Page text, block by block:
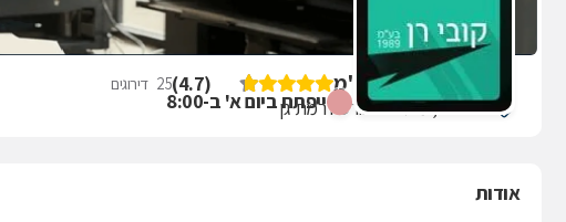
ייפתח ביום א' ב-8:00
קובי - רן (1989) בע"מ (
4.7
)
25 דירוגים
הבונים 7, מתחם הבורסה רמת גן
אודות